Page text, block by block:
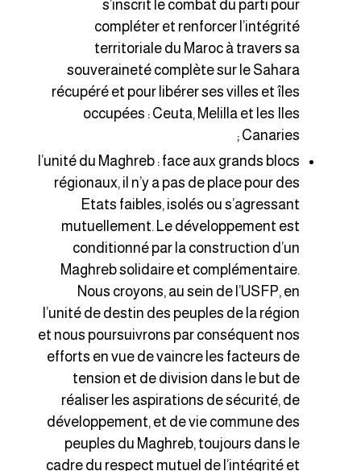
s’inscrit le combat du parti pour
compléter et renforcer l’intégrité
territoriale du Maroc à travers sa
souveraineté complète sur le Sahara
récupéré et pour libérer ses villes et îles
occupées : Ceuta, Melilla et les Iles
Canaries ;
l’unité du Maghreb : face aux grands blocs
régionaux, il n’y a pas de place pour des
Etats faibles, isolés ou s’agressant
mutuellement. Le développement est
conditionné par la construction d’un
Maghreb solidaire et complémentaire.
Nous croyons, au sein de l’USFP, en
l’unité de destin des peuples de la région
et nous poursuivrons par conséquent nos
efforts en vue de vaincre les facteurs de
tension et de division dans le but de
réaliser les aspirations de sécurité, de
développement, et de vie commune des
peuples du Maghreb, toujours dans le
cadre du respect mutuel de l’intégrité et